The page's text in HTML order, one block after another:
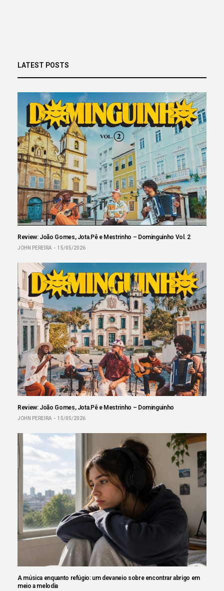
LATEST POSTS
Review: João Gomes, Jota.Pê e Mestrinho – Dominguinho Vol. 2
JOHN PEREIRA 15/05/2026
Review: João Gomes, Jota.Pê e Mestrinho – Dominguinho
JOHN PEREIRA 15/05/2026
A música enquanto refúgio: um devaneio sobre encontrar abrigo em
meio a melodia